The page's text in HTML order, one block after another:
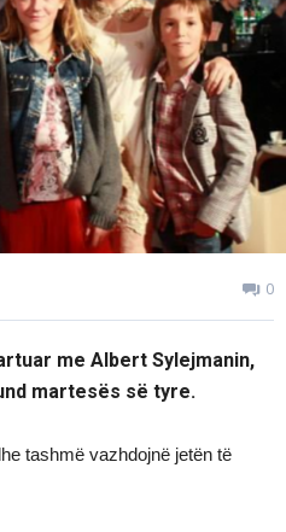
0
me Albert Sylejmanin,
martesës së tyre.
tashmë vazhdojnë jetën të